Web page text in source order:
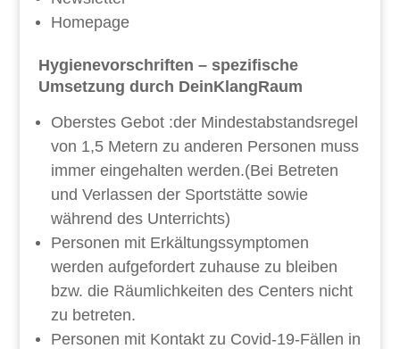
Homepage
Hygienevorschriften – spezifische
Umsetzung durch DeinKlangRaum
Oberstes Gebot :der Mindestabstandsregel
von 1,5 Metern zu anderen Personen muss
immer eingehalten werden.(Bei Betreten
und Verlassen der Sportstätte sowie
während des Unterrichts)
Personen mit Erkältungssymptomen
werden aufgefordert zuhause zu bleiben
bzw. die Räumlichkeiten des Centers nicht
zu betreten.
Personen mit Kontakt zu Covid-19-Fällen in